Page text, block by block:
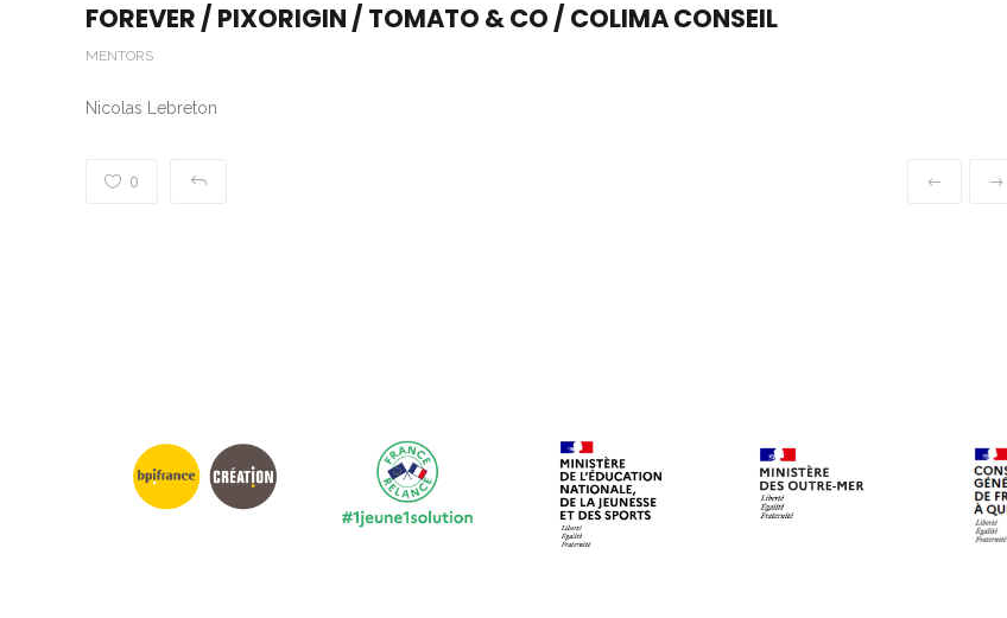
FOREVER / PIXORIGIN / TOMATO & CO / COLIMA CONSEIL
MENTORS
Nicolas Lebreton
0